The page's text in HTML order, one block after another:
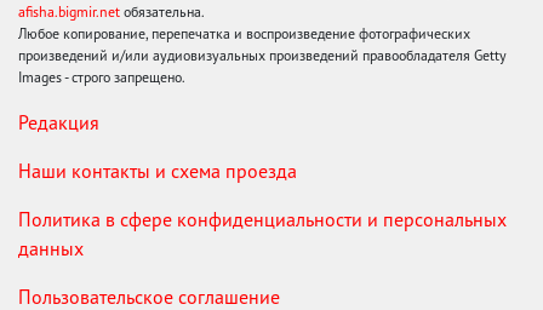
afisha.bigmir.net обязательна.
Любое копирование, перепечатка и воспроизведение фотографических
произведений и/или аудиовизуальных произведений правообладателя Getty
Images - строго запрещено.
Редакция
Наши контакты и схема проезда
Политика в сфере конфиденциальности и персональных
данных
Пользовательское соглашение